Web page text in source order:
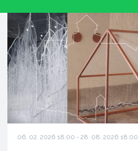
06. 02. 2026 18:00 - 28. 08. 2026 18:00